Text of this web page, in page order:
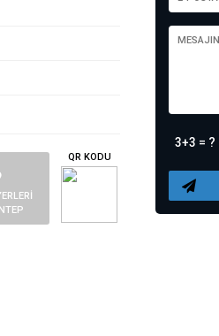
QR KODU
3+3 = ?